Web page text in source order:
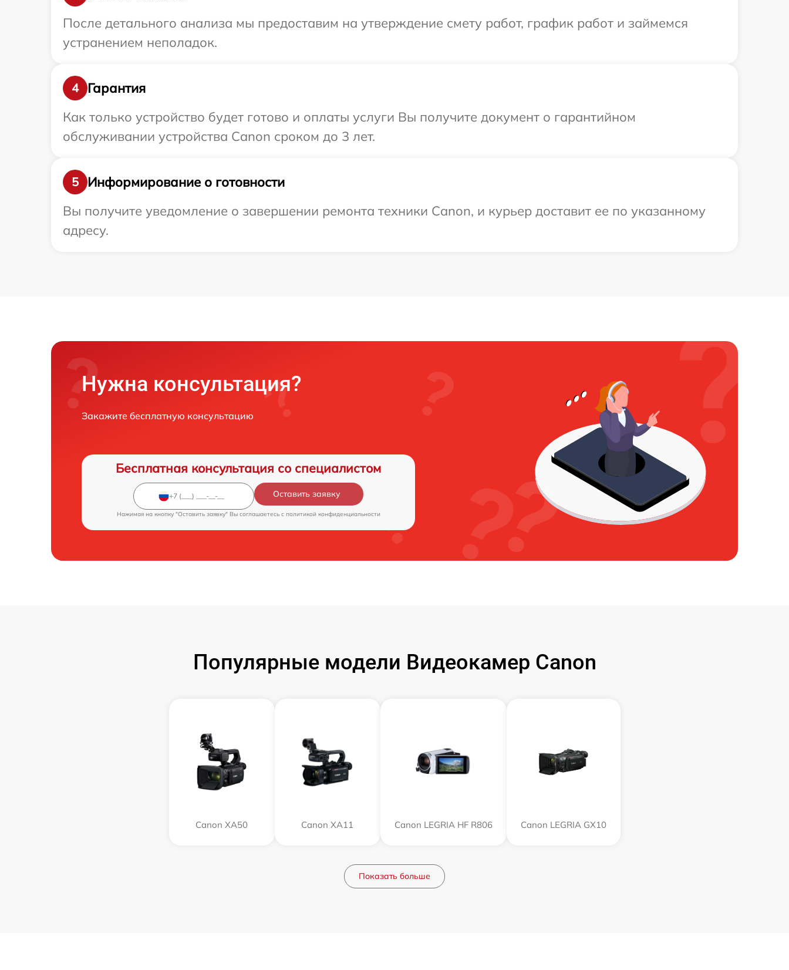
После детального анализа мы предоставим на утверждение смету работ, график работ и займемся
устранением неполадок.
4
Гарантия
Как только устройство будет готово и оплаты услуги Вы получите документ о гарантийном
обслуживании устройства Canon сроком до 3 лет.
5
Информирование о готовности
Вы получите уведомление о завершении ремонта техники Canon, и курьер доставит ее по указанному
адресу.
Нужна консультация?
Закажите бесплатную консультацию
Бесплатная консультация со специалистом
Оставить заявку
Нажимая на кнопку "Оставить заявку" Вы соглашаетесь c политикой конфиденциальности
Популярные модели Видеокамер Canon
Canon XA50 Canon XA11 Canon LEGRIA HF R806 Canon LEGRIA GX10
Показать больше